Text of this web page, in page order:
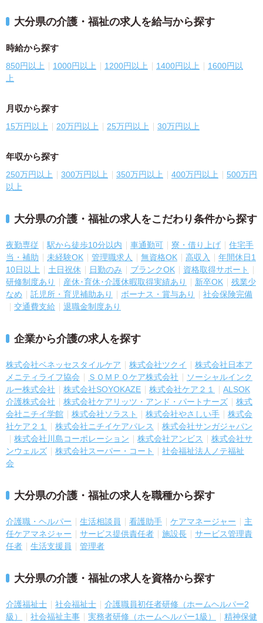
大分県の介護・福祉の求人を給与から探す
時給から探す
850円以上 1000円以上 1200円以上 1400円以上
1600円以
上
月収から探す
15万円以上 20万円以上 25万円以上 30万円以上
年収から探す
250万円以上 300万円以上 350万円以上 400万円以上
500万円
以上
大分県の介護・福祉の求人をこだわり条件から探す
夜勤専従 駅から徒歩10分以内 車通勤可 寮・借り上げ
住宅手
当・補助
未経験OK 管理職求人 無資格OK 高収入
年間休日1
10日以上
土日祝休 日勤のみ ブランクOK
資格取得サポート
研修制度あり
産休･育休･介護休暇取得実績あり 新卒OK
残業少
なめ
託児所・育児補助あり ボーナス・賞与あり
社会保険完備
交通費支給
退職金制度あり
企業から介護の求人を探す
株式会社ベネッセスタイルケア 株式会社ツクイ
株式会社日本ア
メニティライフ協会
ＳＯＭＰＯケア株式会社
ソーシャルインク
ルー株式会社
株式会社SOYOKAZE 株式会社ケア２１
ALSOK
介護株式会社
株式会社ケアリッツ・アンド・パートナーズ
株式
会社ニチイ学館
株式会社ソラスト 株式会社やさしい手
株式会
社ケア２１
株式会社ニチイケアパレス
株式会社サンガジャパン
株式会社川島コーポレーション
株式会社アンビス
株式会社サ
ンウェルズ
株式会社スーパー・コート
社会福祉法人ノテ福祉
会
大分県の介護・福祉の求人を職種から探す
介護職・ヘルパー 生活相談員 看護助手 ケアマネージャー
主
任ケアマネジャー
サービス提供責任者 施設長
サービス管理責
任者
生活支援員 管理者
大分県の介護・福祉の求人を資格から探す
介護福祉士 社会福祉士
介護職員初任者研修（ホームヘルパー2
級）
社会福祉主事 実務者研修（ホームヘルパー1級）
精神保健